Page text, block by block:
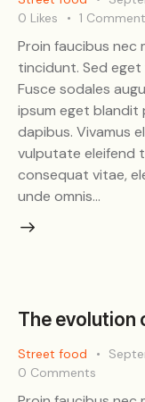
0 Likes 1 Comment
Proin faucibus nec
tincidunt. Sed
Fusce sodales
ipsum eget blandit
dapibus. Vivamus
vulputate eleifend
consequat vitae,
unde omnis…
The evolution
Street food
0 Comments